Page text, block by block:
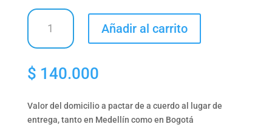
MAS
IMPORTACIONES
-
oakley
Añadir al carrito
$ 140.000
Valor del domicilio a pactar de a cuerdo al lugar de
entrega, tanto en Medellín como en Bogotá